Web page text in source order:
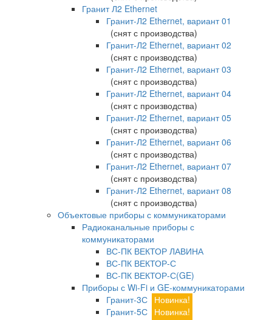
Гранит Л2 Ethernet
Гранит-Л2 Ethernet, вариант 01
(снят с производства)
Гранит-Л2 Ethernet, вариант 02
(снят с производства)
Гранит-Л2 Ethernet, вариант 03
(снят с производства)
Гранит-Л2 Ethernet, вариант 04
(снят с производства)
Гранит-Л2 Ethernet, вариант 05
(снят с производства)
Гранит-Л2 Ethernet, вариант 06
(снят с производства)
Гранит-Л2 Ethernet, вариант 07
(снят с производства)
Гранит-Л2 Ethernet, вариант 08
(снят с производства)
Объектовые приборы с коммуникаторами
Радиоканальные приборы с
коммуникаторами
ВС-ПК ВЕКТОР ЛАВИНА
ВС-ПК ВЕКТОР-С
ВС-ПК ВЕКТОР-С(GE)
Приборы с Wi-Fi и GE-коммуникаторами
Гранит-3С Новинка!
Гранит-5С Новинка!